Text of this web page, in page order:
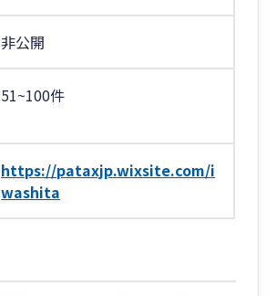
非公開
51~100件
https://pataxjp.wixsite.com/i
washita